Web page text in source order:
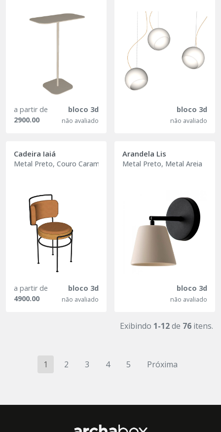
a partir de
2900.00
bloco 3d
não avaliado
bloco 3d
não avaliado
Cadeira Iaiá
Metal Preto, Couro Caramelo
a partir de
4900.00
bloco 3d
não avaliado
Arandela Lis
Metal Preto, Metal Areia
bloco 3d
não avaliado
Exibindo 1-12de 76 itens.
1 2 3 4 5 Próxima